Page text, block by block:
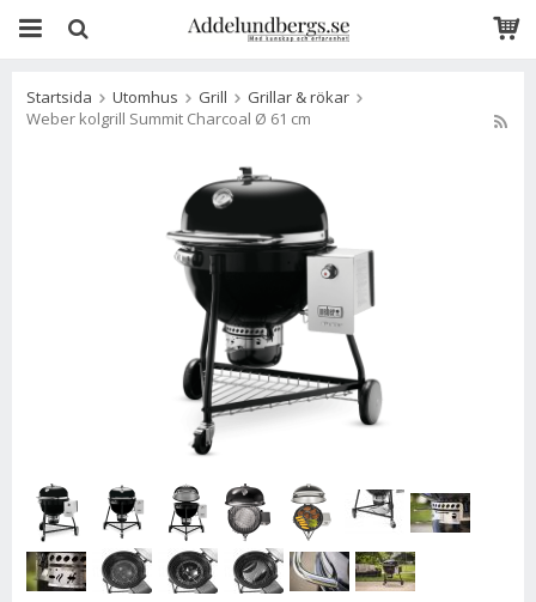
Startsida Utomhus Grill
Grillar & rökar
Weber kolgrill Summit Charcoal Ø 61 cm